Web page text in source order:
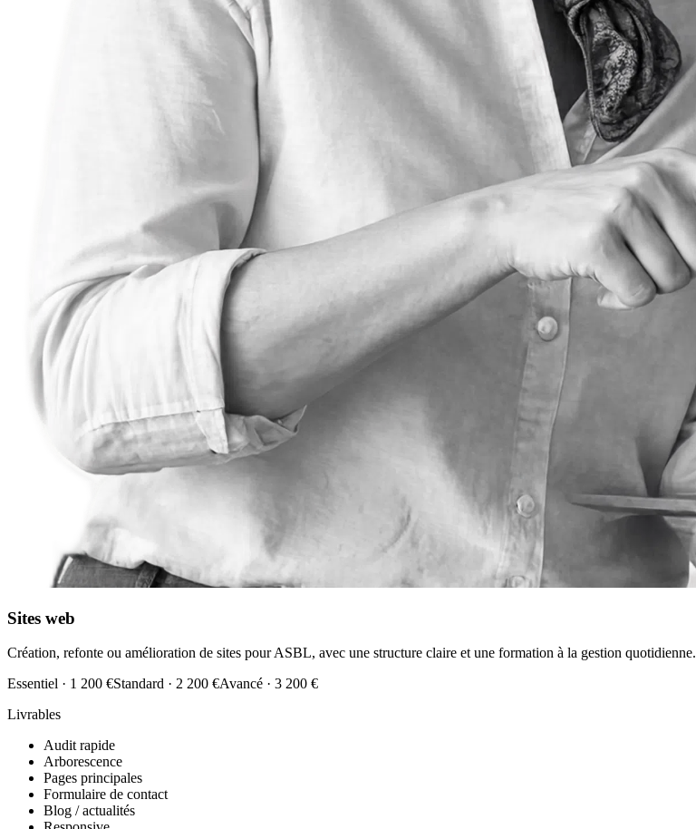
Sites web
Création, refonte ou amélioration de sites pour ASBL, avec une structure claire et une formation à la gestion quotidienne.
Essentiel · 1 200 €Standard · 2 200 €Avancé · 3 200 €
Livrables
Audit rapide
Arborescence
Pages principales
Formulaire de contact
Blog / actualités